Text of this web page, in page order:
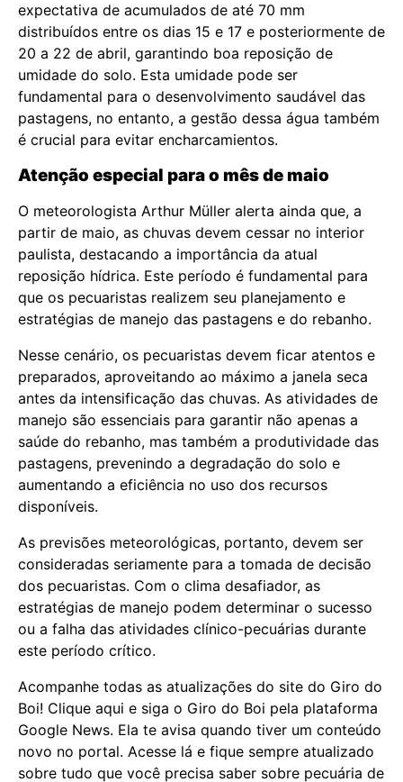
expectativa de acumulados de até 70 mm
distribuídos entre os dias 15 e 17 e posteriormente de
20 a 22 de abril, garantindo boa reposição de
umidade do solo. Esta umidade pode ser
fundamental para o desenvolvimento saudável das
pastagens, no entanto, a gestão dessa água também
é crucial para evitar encharcamientos.
Atenção especial para o mês de maio
O meteorologista Arthur Müller alerta ainda que, a
partir de maio, as chuvas devem cessar no interior
paulista, destacando a importância da atual
reposição hídrica. Este período é fundamental para
que os pecuaristas realizem seu planejamento e
estratégias de manejo das pastagens e do rebanho.
Nesse cenário, os pecuaristas devem ficar atentos e
preparados, aproveitando ao máximo a janela seca
antes da intensificação das chuvas. As atividades de
manejo são essenciais para garantir não apenas a
saúde do rebanho, mas também a produtividade das
pastagens, prevenindo a degradação do solo e
aumentando a eficiência no uso dos recursos
disponíveis.
As previsões meteorológicas, portanto, devem ser
consideradas seriamente para a tomada de decisão
dos pecuaristas. Com o clima desafiador, as
estratégias de manejo podem determinar o sucesso
ou a falha das atividades clínico-pecuárias durante
este período crítico.
Acompanhe todas as atualizações do site do Giro do
Boi! Clique aqui e siga o Giro do Boi pela plataforma
Google News. Ela te avisa quando tiver um conteúdo
novo no portal. Acesse lá e fique sempre atualizado
sobre tudo que você precisa saber sobre pecuária de